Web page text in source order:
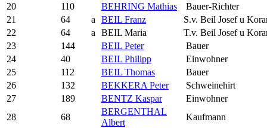
20
110 BEHRING Mathias
Bauer-Richter
21
64 a BEIL Franz
S.v. Beil Josef u
22
64 a BEIL Maria
T.v. Beil Josef u
23
144 BEIL Peter
Bauer
24
40 BEIL Philipp
Einwohner
25
112 BEIL Thomas
Bauer
26
132 BEKKERA Peter
Schweinehirt
27
189 BENTZ Kaspar
Einwohner
28
68
BERGENTHAL
Albert
Kaufmann